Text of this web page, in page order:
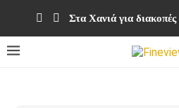
Στα Χανιά για